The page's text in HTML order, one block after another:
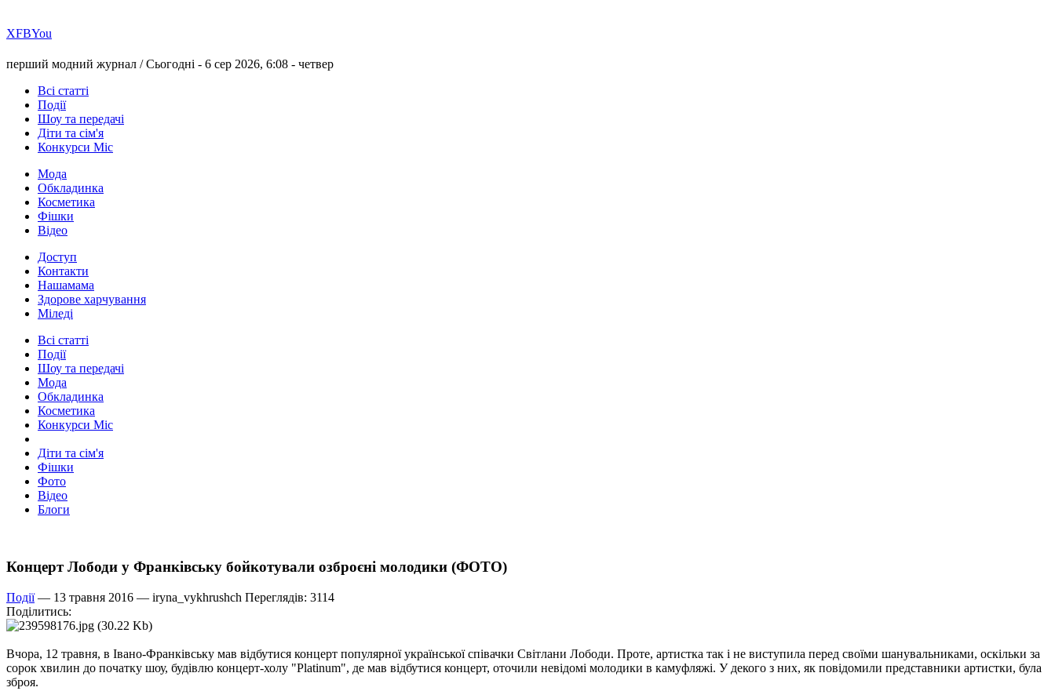
ХFBYou
перший модний журнал /Сьогодні - 6 сер 2026, 6:08 - четвер
Всі статті
Події
Шоу та передачі
Діти та сім'я
Конкурси Міс
Мода
Обкладинка
Косметика
Фішки
Відео
Доступ
Контакти
Нашамама
Здорове харчування
Міледі
Всі статті
Події
Шоу та передачі
Мода
Обкладинка
Косметика
Конкурси Міс
Діти та сім'я
Фішки
Фото
Відео
Блоги
Концерт Лободи у Франківську бойкотували озброєні молодики (ФОТО)
Події— 13 травня 2016 — iryna_vykhrushch Переглядів: 3114
Поділитись:
Вчора, 12 травня, в Івано-Франківську мав відбутися концерт популярної української співачки Світлани Лободи. Проте, артистка так і не виступила перед своїми шанувальниками, оскільки за
сорок хвилин до початку шоу, будівлю концерт-холу "Platinum", де мав відбутися концерт, оточили невідомі молодики в камуфляжі. У декого з них, як повідомили представники артистки, була
зброя.